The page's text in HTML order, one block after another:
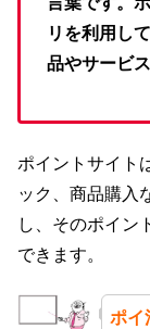
リを利用し
品やサービ
ポイントサイト
ック、商品購入
し、そのポイン
できます。
ポイ